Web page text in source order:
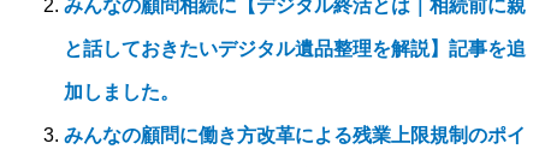
みんなの顧問相続に【デジタル終活とは｜相続前に親
と話しておきたいデジタル遺品整理を解説】記事を追
加しました。
みんなの顧問に働き方改革による残業上限規制のポイ